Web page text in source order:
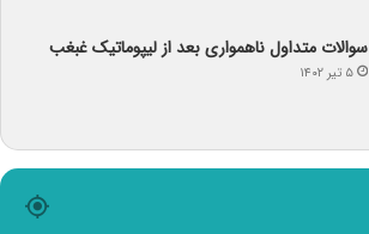
سوالات متداول ناهمواری بعد از لیپوماتیک غبغب
۵ تیر ۱۴۰۲